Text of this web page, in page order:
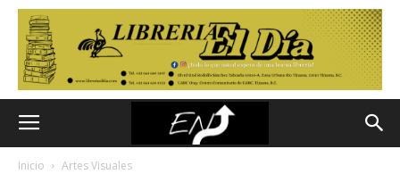
Inicio Artes Visuales